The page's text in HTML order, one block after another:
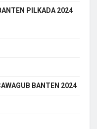
PILKADA 2024
BANTEN 2024